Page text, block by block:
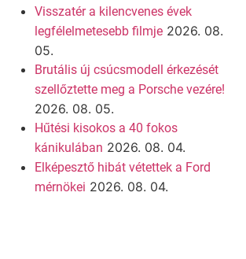
Visszatér a kilencvenes évek
legfélelmetesebb filmje 2026. 08.
05.
Brutális új csúcsmodell érkezését
szellőztette meg a Porsche vezére!
2026. 08. 05.
Hűtési kisokos a 40 fokos
kánikulában 2026. 08. 04.
Elképesztő hibát vétettek a Ford
mérnökei 2026. 08. 04.